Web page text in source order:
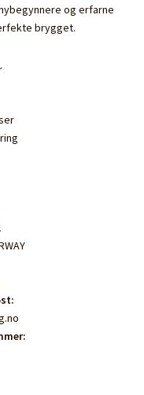
og erfarne
brygget.